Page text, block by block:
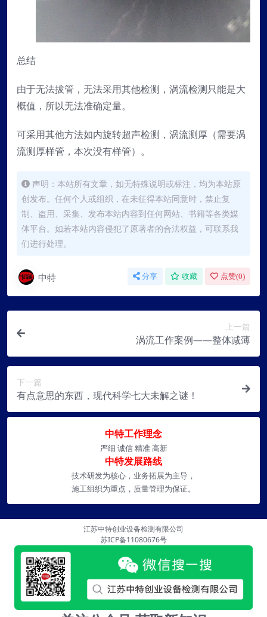
总结
由于无法拔管，无法采用其他检测，涡流检测只能是大
概值，所以无法准确定量。
可采用其他方法如内旋转超声检测，涡流测厚（需要涡
流测厚样管，本次没有样管）。
声明：本站所有文章，如无特殊说明或标注，均为本站原
创发布。任何个人或组织，在未征得本站同意时，禁止复
制、盗用、采集、发布本站内容到任何网站、书籍等各类媒
体平台。如若本站内容侵犯了原著者的合法权益，可联系我
们进行处理。
中特 分享 收藏 点赞(0)
上一篇
涡流工作案例——整体减薄
下一篇
有点意思的东西，现代科学七大未解之谜！
中特工作理念
严细 诚信 精准 高新
中特发展路线
技术研发为核心，业务拓展为主导，
施工组织为重点，质量管理为保证。
江苏中特创业设备检测有限公司
苏ICP备11080676号